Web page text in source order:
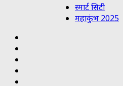
स्मार्ट सिटी
महाकुंभ 2025